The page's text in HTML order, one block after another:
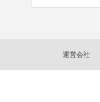
運営会社